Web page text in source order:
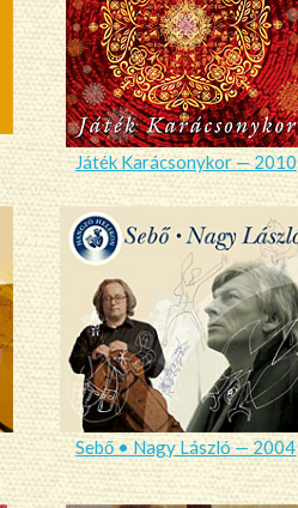
Játék Karácsonykor — 2010
Sebő • Nagy László — 2004